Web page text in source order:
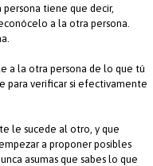
persona tiene que decir,
a la otra persona.
a la otra persona de lo que tú
para verificar si efectivamente
le sucede al otro, y que
a proponer posibles
asumas que sabes lo que